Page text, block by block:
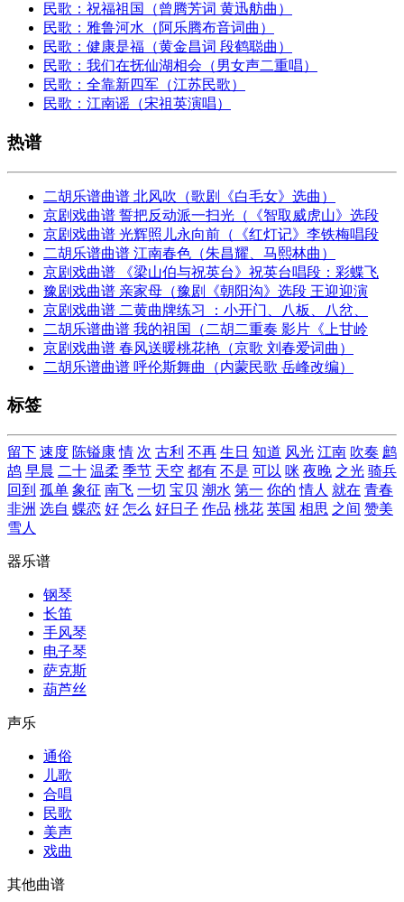
民歌：祝福祖国（曾腾芳词 黄迅舫曲）
民歌：雅鲁河水（阿乐腾布音词曲）
民歌：健康是福（黄金昌词 段鹤聪曲）
民歌：我们在抚仙湖相会（男女声二重唱）
民歌：全靠新四军（江苏民歌）
民歌：江南谣（宋祖英演唱）
热谱
二胡乐谱曲谱 北风吹（歌剧《白毛女》选曲）
京剧戏曲谱 誓把反动派一扫光（《智取威虎山》选段
京剧戏曲谱 光辉照儿永向前（《红灯记》李铁梅唱段
二胡乐谱曲谱 江南春色（朱昌耀、马熙林曲）
京剧戏曲谱 《梁山伯与祝英台》祝英台唱段：彩蝶飞
豫剧戏曲谱 亲家母（豫剧《朝阳沟》选段 王迎迎演
京剧戏曲谱 二黄曲牌练习 ：小开门、八板、八岔、
二胡乐谱曲谱 我的祖国（二胡二重奏 影片《上甘岭
京剧戏曲谱 春风送暖桃花艳（京歌 刘春爱词曲）
二胡乐谱曲谱 呼伦斯舞曲（内蒙民歌 岳峰改编）
标签
留下 速度 陈镒康 情 次 古利 不再 生日 知道 风光 江南 吹奏 鹧
鸪 早晨 二十 温柔 季节 天空 都有 不是 可以 咪 夜晚 之光 骑兵
回到 孤单 象征 南飞 一切 宝贝 潮水 第一 你的 情人 就在 青春
非洲 选自 蝶恋 好 怎么 好日子 作品 桃花 英国 相思 之间 赞美
雪人
器乐谱
钢琴
长笛
手风琴
电子琴
萨克斯
葫芦丝
声乐
通俗
儿歌
合唱
民歌
美声
戏曲
其他曲谱